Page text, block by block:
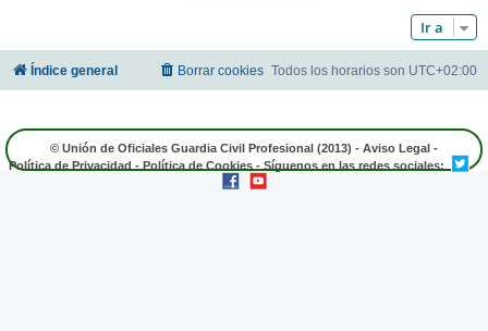
Ir a
Índice general Todos los horarios son UTC+02:00
Borrar cookies
© Unión de Oficiales Guardia Civil Profesional (2013) - Aviso Legal -
Política de Privacidad - Política de Cookies - Síguenos en las redes sociales: